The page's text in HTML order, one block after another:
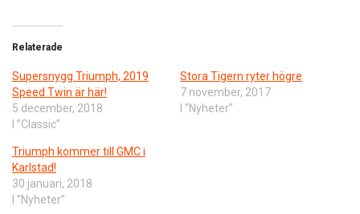
Relaterade
Supersnygg Triumph, 2019
Speed Twin är här!
5 december, 2018
I ”Classic”
Stora Tigern ryter högre
7 november, 2017
I ”Nyheter”
Triumph kommer till GMC i
Karlstad!
30 januari, 2018
I ”Nyheter”